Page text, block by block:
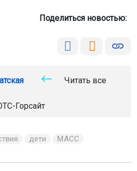
Поделиться новостью:
Читать все
Горсайт
дети
МАСС